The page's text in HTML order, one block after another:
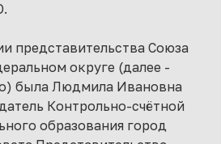
представительства Союза
округе (далее -
была Людмила Ивановна
Контрольно-счётной
образования город